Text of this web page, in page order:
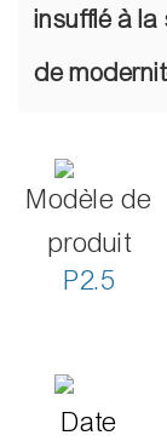
insufflé à la
de
Modèle de
produit
P2.5
Date